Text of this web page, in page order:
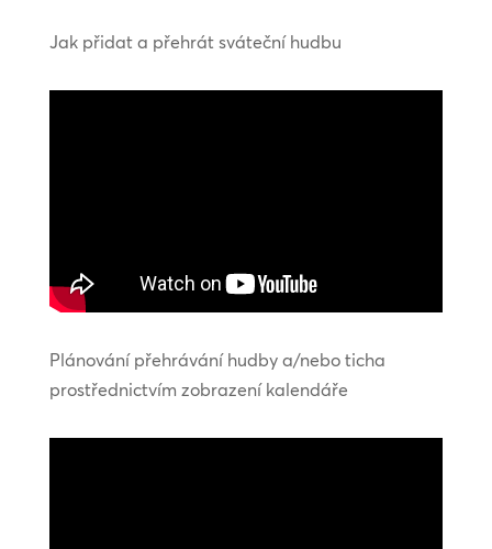
Jak přidat a přehrát sváteční hudbu
Plánování přehrávání hudby a/nebo ticha
prostřednictvím zobrazení kalendáře